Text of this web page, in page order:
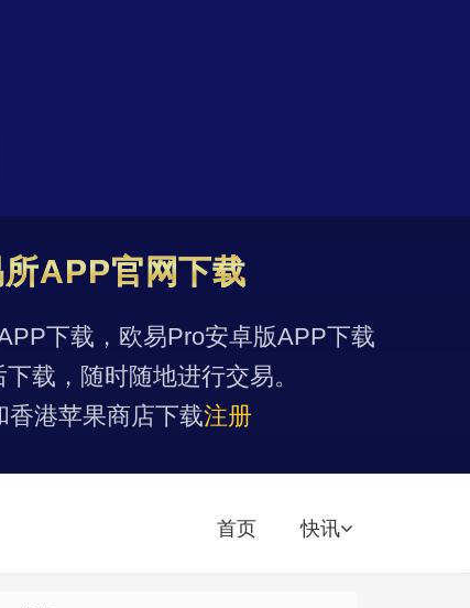
APP官网下载
下载，欧易Pro安卓版APP下载
载，随时随地进行交易。
香港苹果商店下载注册
首页 快讯